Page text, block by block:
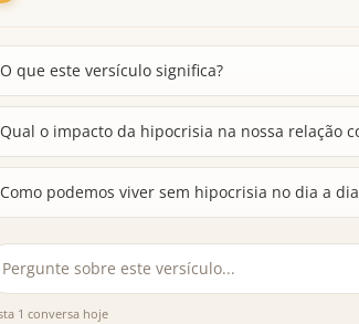
O que este versículo significa?
Qual o impacto da hipocrisia na nossa relação
Como podemos viver sem hipocrisia no dia a
1 conversa hoje